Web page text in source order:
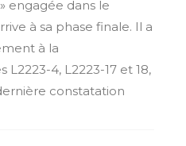
engagée dans le
à sa phase finale. Il a
à la
4, L2223-17 et 18,
constatation